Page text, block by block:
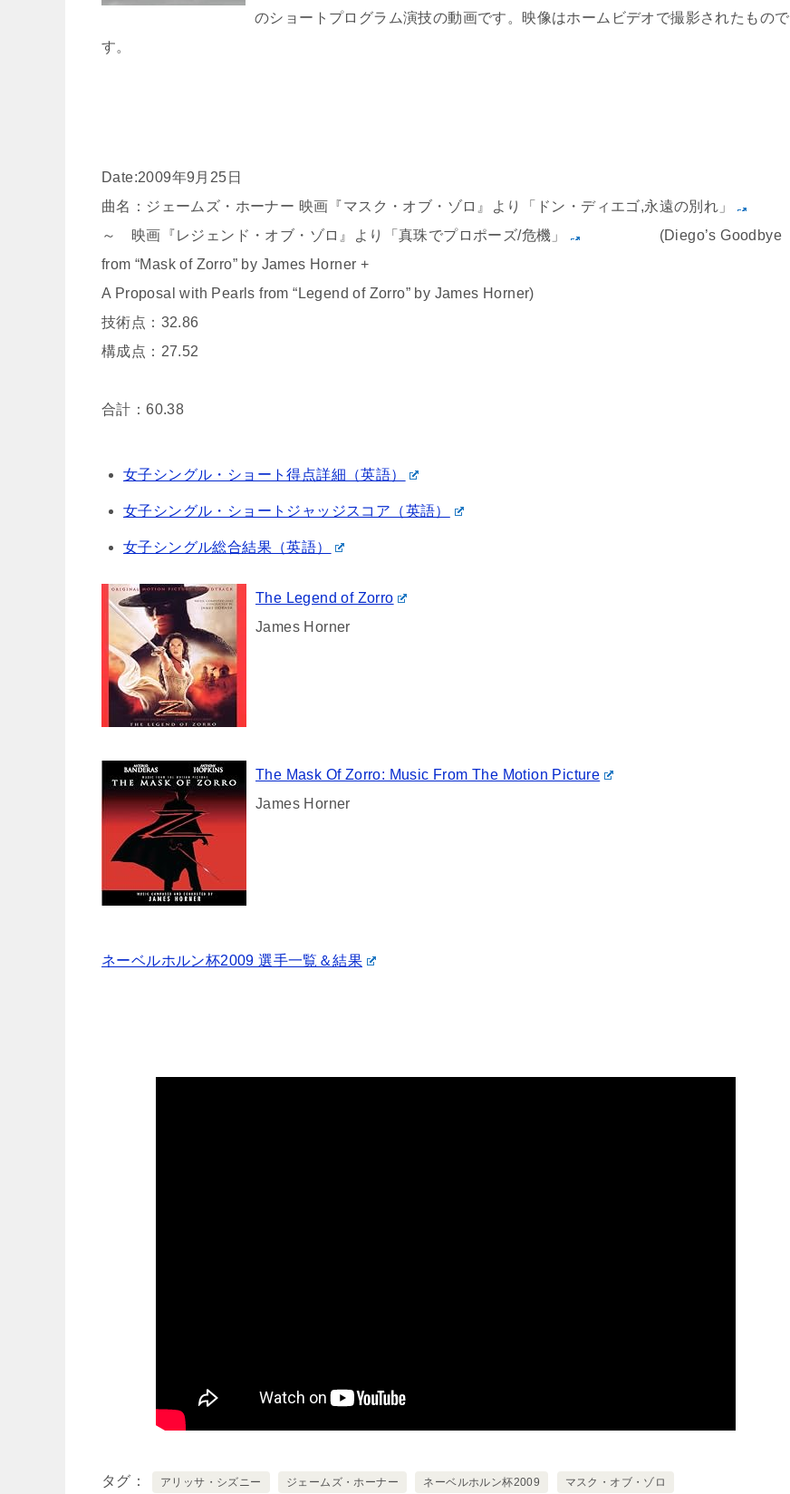
のショートプログラム演技の動画です。映像はホームビデオで撮影されたもので
す。
Date:2009年9月25日
曲名：ジェームズ・ホーナー 映画『マスク・オブ・ゾロ』より「ドン・ディエゴ,永遠の別れ」
～ 映画『レジェンド・オブ・ゾロ』より「真珠でプロポーズ/危機」
(Diego’s Goodbye
from “Mask of Zorro” by James Horner +
A Proposal with Pearls from “Legend of Zorro” by James Horner)
技術点：32.86
構成点：27.52
合計：60.38
女子シングル・ショート得点詳細（英語）
女子シングル・ショートジャッジスコア（英語）
女子シングル総合結果（英語）
The Legend of Zorro
James Horner
The Mask Of Zorro: Music From The Motion Picture
James Horner
ネーベルホルン杯2009 選手一覧＆結果
タグ アリッサ・シズニー ジェームズ・ホーナー ネーベルホルン杯2009 マスク・オブ・ゾロ